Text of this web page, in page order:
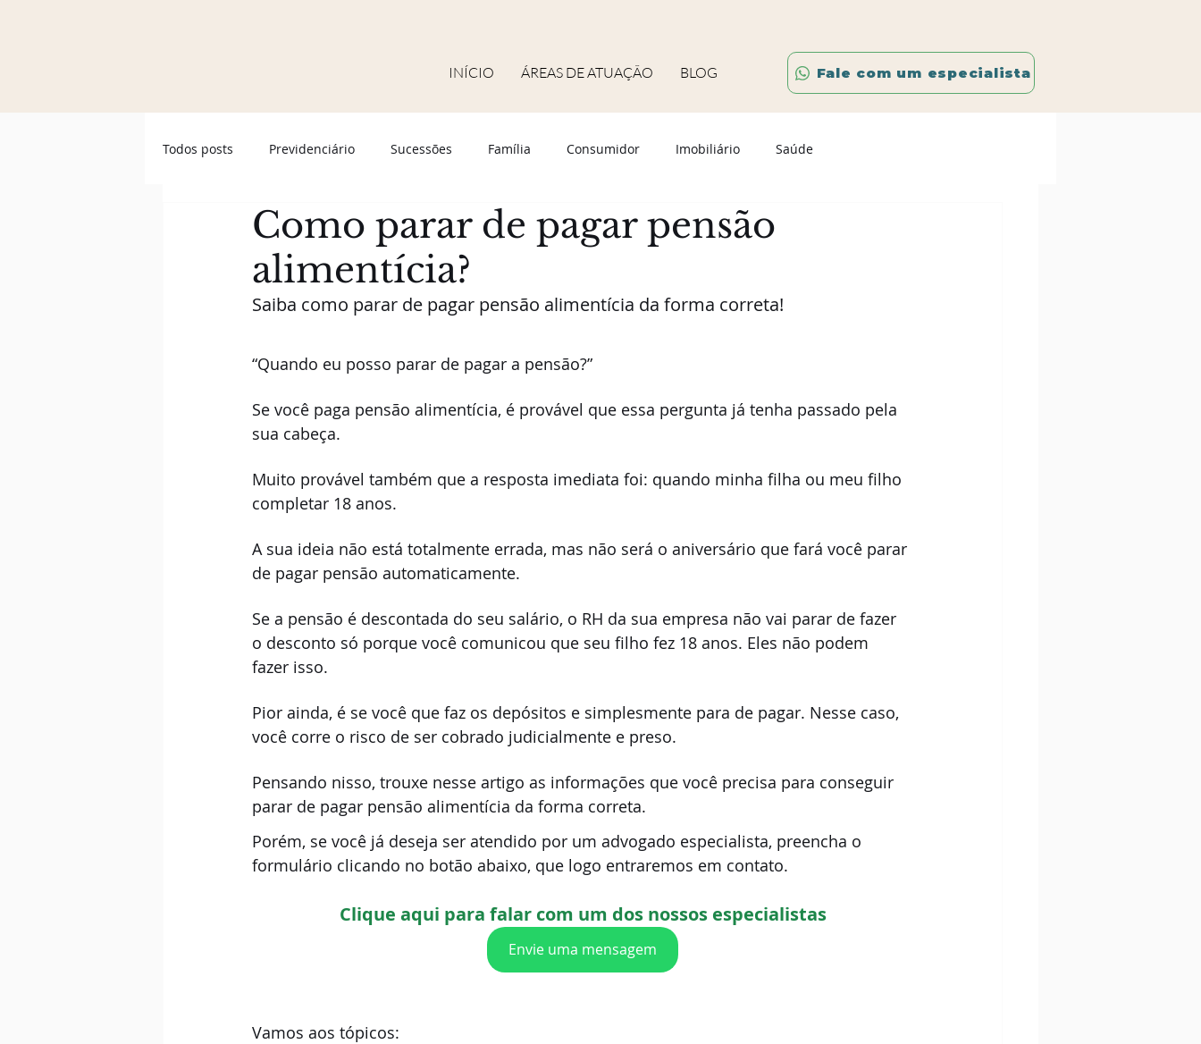
INÍCIO ÁREAS DE ATUAÇÃO BLOG Fale com um especialista
Todos posts Previdenciário Sucessões Família Consumidor Imobiliário Saúde
Como parar de pagar pensão
alimentícia?
Saiba como parar de pagar pensão alimentícia da forma correta!
“Quando eu posso parar de pagar a pensão?”
Se você paga pensão alimentícia, é provável que essa pergunta já tenha passado pela
sua cabeça.
Muito provável também que a resposta imediata foi: quando minha filha ou meu filho
completar 18 anos.
A sua ideia não está totalmente errada, mas não será o aniversário que fará você parar
de pagar pensão automaticamente.
Se a pensão é descontada do seu salário, o RH da sua empresa não vai parar de fazer
o desconto só porque você comunicou que seu filho fez 18 anos. Eles não podem
fazer isso.
Pior ainda, é se você que faz os depósitos e simplesmente para de pagar. Nesse caso,
você corre o risco de ser cobrado judicialmente e preso.
Pensando nisso, trouxe nesse artigo as informações que você precisa para conseguir
parar de pagar pensão alimentícia da forma correta.
Porém, se você já deseja ser atendido por um advogado especialista, preencha o
formulário clicando no botão abaixo, que logo entraremos em contato.
Clique aqui para falar com um dos nossos especialistas
Envie uma mensagem
Vamos aos tópicos: